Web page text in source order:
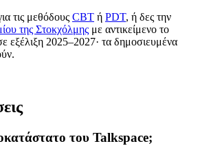
τις μεθόδους CBT ή PDT, ή δες την
της Στοκχόλμης με αντικείμενο το
εξέλιξη 2025–2027· τα δημοσιευμένα
του Talkspace;